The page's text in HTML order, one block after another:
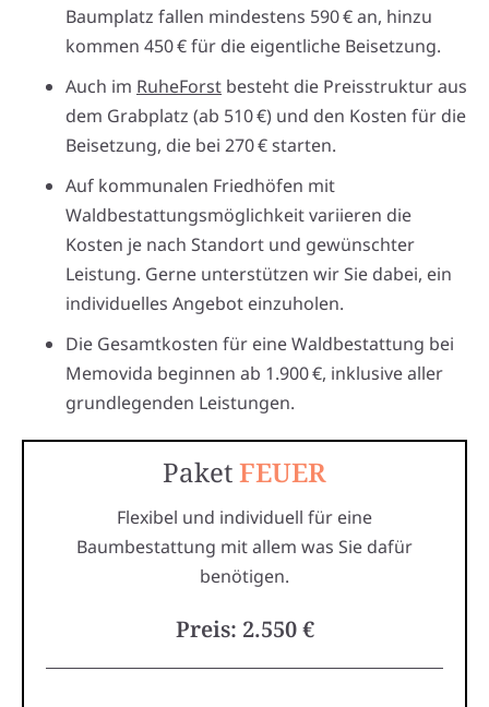
Baumplatz fallen mindestens 590 € an, hinzu
kommen 450 € für die eigentliche Beisetzung.
Auch im RuheForst besteht die Preisstruktur aus
dem Grabplatz (ab 510 €) und den Kosten für die
Beisetzung, die bei 270 € starten.
Auf kommunalen Friedhöfen mit
Waldbestattungsmöglichkeit variieren die
Kosten je nach Standort und gewünschter
Leistung. Gerne unterstützen wir Sie dabei, ein
individuelles Angebot einzuholen.
Die Gesamtkosten für eine Waldbestattung bei
Memovida beginnen ab 1.900 €, inklusive aller
grundlegenden Leistungen.
PaketFEUER
Flexibel und individuell für eine
Baumbestattung mit allem was Sie dafür
benötigen.
Preis: 2.550 €